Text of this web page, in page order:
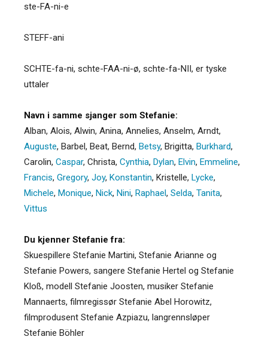
ste-FA-ni-e
STEFF-ani
SCHTE-fa-ni, schte-FAA-ni-ø, schte-fa-NII, er tyske
uttaler
Navn i samme sjanger som Stefanie:
Alban, Alois, Alwin, Anina, Annelies, Anselm, Arndt,
Auguste, Barbel, Beat, Bernd, Betsy, Brigitta, Burkhard,
Carolin, Caspar, Christa, Cynthia, Dylan, Elvin, Emmeline,
Francis, Gregory, Joy, Konstantin, Kristelle, Lycke,
Michele, Monique, Nick, Nini, Raphael, Selda, Tanita,
Vittus
Du kjenner Stefanie fra:
Skuespillere Stefanie Martini, Stefanie Arianne og
Stefanie Powers, sangere Stefanie Hertel og Stefanie
Kloß, modell Stefanie Joosten, musiker Stefanie
Mannaerts, filmregissør Stefanie Abel Horowitz,
filmprodusent Stefanie Azpiazu, langrennsløper
Stefanie Böhler